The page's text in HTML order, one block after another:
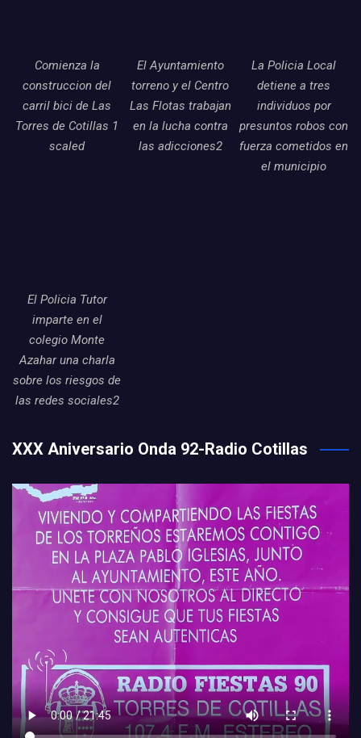
Comienza la
construccion del
carril bici de Las
Torres de Cotillas 1
scaled
El Ayuntamiento
torreno y el Centro
Las Flotas trabajan
en la lucha contra
las adicciones2
La Policia Local
detiene a tres
individuos por
presuntos robos con
fuerza cometidos en
el municipio
El Policia Tutor
imparte en el
colegio Monte
Azahar una charla
sobre los riesgos de
las redes sociales2
XXX Aniversario Onda 92-Radio Cotillas